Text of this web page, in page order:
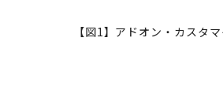
【図1】アドオン・カスタ